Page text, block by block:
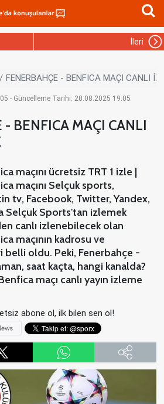
İleri
FENERBAHÇE - BENFICA MAÇI CANLI
- Güncelleme Tarihi: 20.08.2025 19:05
- BENFICA MAÇI CANLI
maçını ücretsiz TRT 1 izle |
maçını Selçuk sports,
tv, Facebook, Twitter, Yandex,
Selçuk Sports'tan izlemek
canlı izlenebilecek olan
maçının kadrosu ve
belli oldu. Peki, Fenerbahçe -
saat kaçta, hangi kanalda?
maçı canlı yayın izleme
abone ol, ilk bilen sen ol!